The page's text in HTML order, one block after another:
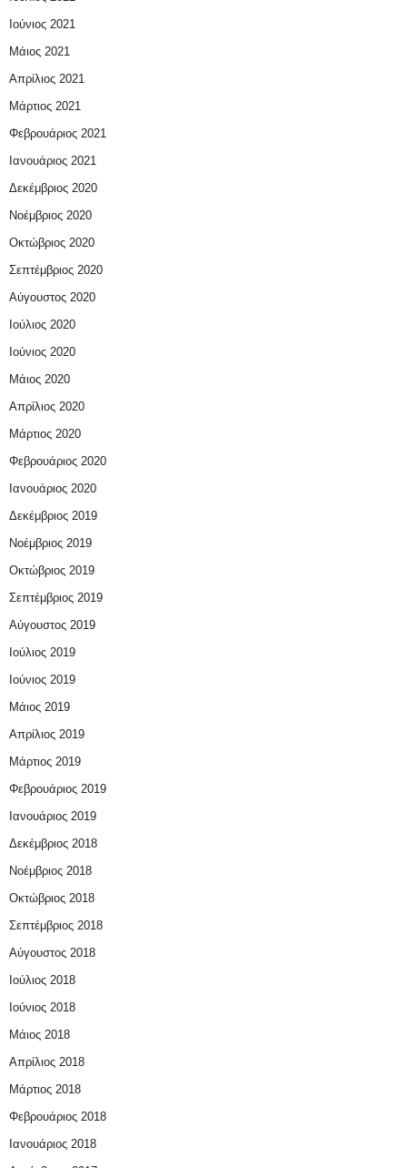
Ιούνιος 2021
Μάιος 2021
Απρίλιος 2021
Μάρτιος 2021
Φεβρουάριος 2021
Ιανουάριος 2021
Δεκέμβριος 2020
Νοέμβριος 2020
Οκτώβριος 2020
Σεπτέμβριος 2020
Αύγουστος 2020
Ιούλιος 2020
Ιούνιος 2020
Μάιος 2020
Απρίλιος 2020
Μάρτιος 2020
Φεβρουάριος 2020
Ιανουάριος 2020
Δεκέμβριος 2019
Νοέμβριος 2019
Οκτώβριος 2019
Σεπτέμβριος 2019
Αύγουστος 2019
Ιούλιος 2019
Ιούνιος 2019
Μάιος 2019
Απρίλιος 2019
Μάρτιος 2019
Φεβρουάριος 2019
Ιανουάριος 2019
Δεκέμβριος 2018
Νοέμβριος 2018
Οκτώβριος 2018
Σεπτέμβριος 2018
Αύγουστος 2018
Ιούλιος 2018
Ιούνιος 2018
Μάιος 2018
Απρίλιος 2018
Μάρτιος 2018
Φεβρουάριος 2018
Ιανουάριος 2018